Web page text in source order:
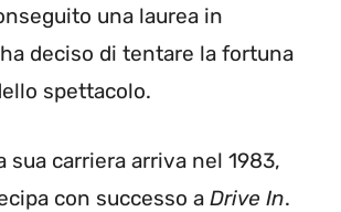
una laurea in
deciso di tentare la fortuna
spettacolo.
sua carriera arriva nel 1983,
con successo a Drive In.